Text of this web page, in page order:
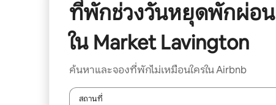
ที่พักช่วงวันหยุดพักผ่อน
ใน Market Lavington
ค้นหาและจองที่พักไม่เหมือนใครใน Airbnb
สถานที่